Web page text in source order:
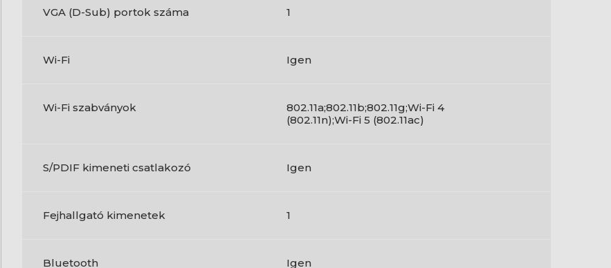
VGA (D-Sub) portok száma 1
Wi-Fi Igen
Wi-Fi szabványok
802.11a;802.11b;802.11g;Wi-Fi 4
(802.11n);Wi-Fi 5 (802.11ac)
S/PDIF kimeneti csatlakozó Igen
Fejhallgató kimenetek 1
Bluetooth Igen